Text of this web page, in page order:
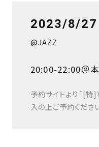
2023/8/27
@JAZZ
20:00-22:00＠
予約サイトより「[
入の上ご予約くださ